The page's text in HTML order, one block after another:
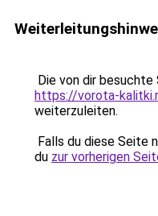
Die von dir
https://vorota-
weiterzuleiten.
Falls du diese Seite
du zur vorherigen